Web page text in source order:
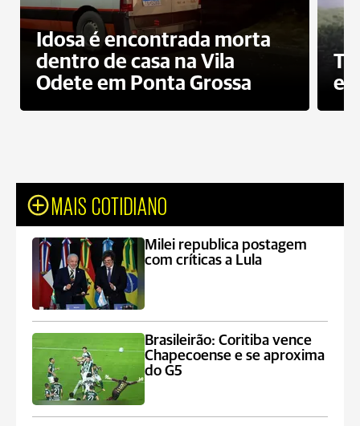
Idosa é encontrada morta
dentro de casa na Vila
Odete em Ponta Grossa
e
MAIS COTIDIANO
Milei republica postagem
com críticas a Lula
Brasileirão: Coritiba vence
Chapecoense e se aproxima
do G5